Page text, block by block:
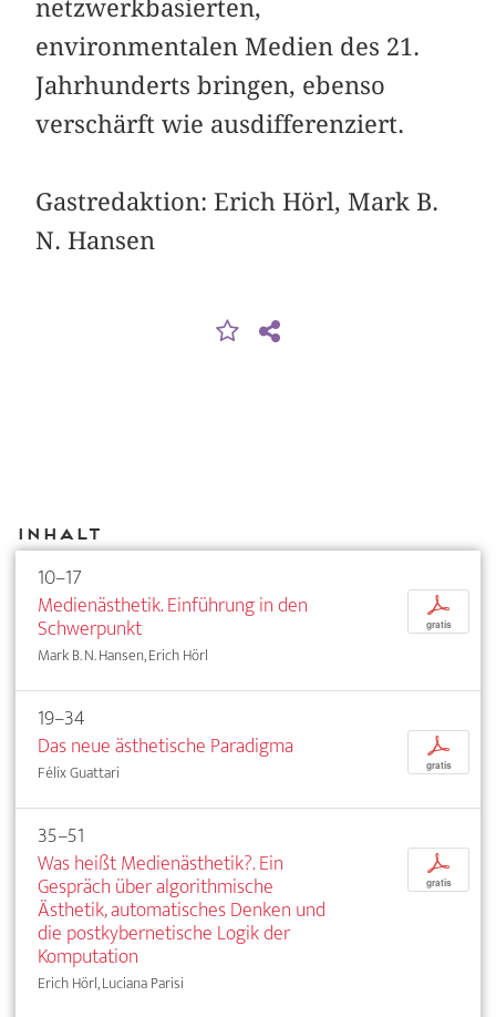
netzwerkbasierten,
environmentalen Medien des 21.
Jahrhunderts bringen, ebenso
verschärft wie ausdifferenziert.
Gastredaktion: Erich Hörl, Mark B.
N. Hansen
Inhalt
10–17
Medienästhetik. Einführung in den
Schwerpunkt
Mark B. N. Hansen, Erich Hörl
p
gratis
19–34
Das neue ästhetische Paradigma
Félix Guattari
p
gratis
35–51
Was heißt Medienästhetik?. Ein
Gespräch über algorithmische
Ästhetik, automatisches Denken und
die postkybernetische Logik der
Komputation
Erich Hörl, Luciana Parisi
p
gratis